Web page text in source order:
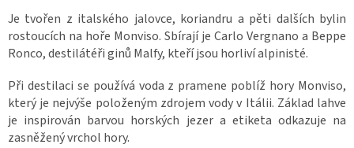
Je tvořen z italského jalovce, koriandru a pěti dalších bylin
rostoucích na hoře Monviso. Sbírají je Carlo Vergnano a Beppe
Ronco, destilátéři ginů Malfy, kteří jsou horliví alpinisté.
Při destilaci se používá voda z pramene poblíž hory Monviso,
který je nejvýše položeným zdrojem vody v Itálii. Základ lahve
je inspirován barvou horských jezer a etiketa odkazuje na
zasněžený vrchol hory.